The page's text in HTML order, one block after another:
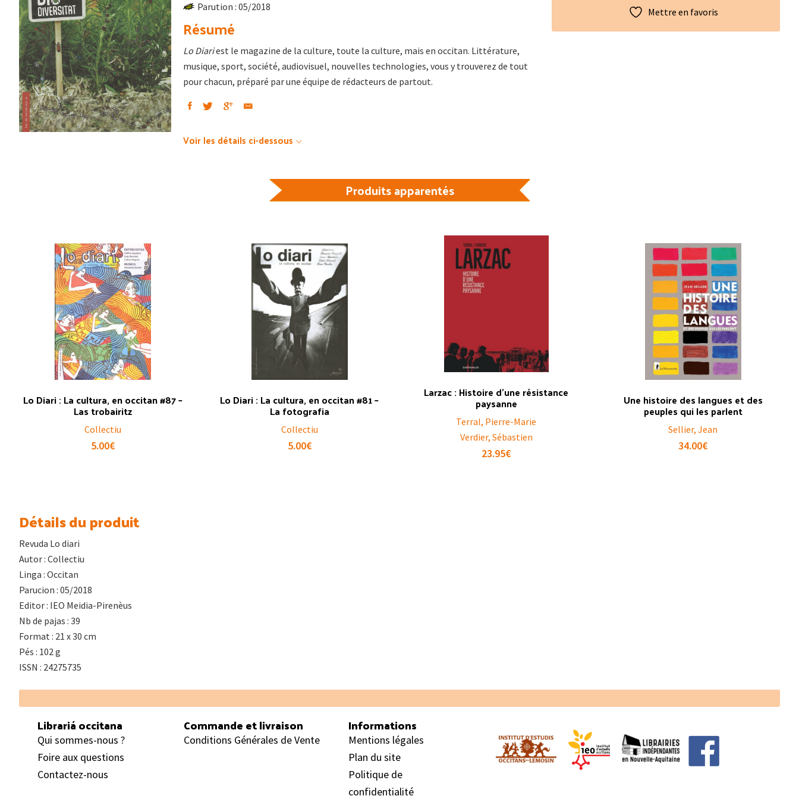
Parution : 05/2018
Résumé
Lo Diariest le magazine de la culture, toute la culture, mais en occitan. Littérature,
musique, sport, société, audiovisuel, nouvelles technologies, vous y trouverez de tout
pour chacun, préparé par une équipe de rédacteurs de partout.
Voir les détails ci-dessous
Mettre en favoris
Produits apparentés
Lo Diari : La cultura, en occitan #87 –
Las trobairitz
Collectiu
5.00€
Lo Diari : La cultura, en occitan #81 –
La fotografia
Collectiu
5.00€
Larzac : Histoire d’une résistance
paysanne
Terral, Pierre-Marie
Verdier, Sébastien
23.95€
Une histoire des langues et des
peuples qui les parlent
Sellier, Jean
34.00€
Détails du produit
Revuda Lo diari
Autor : Collectiu
Linga : Occitan
Parucion : 05/2018
Editor : IEO Meidia-Pirenèus
Nb de pajas : 39
Format : 21 x 30 cm
Pés : 102 g
ISSN : 24275735
Footer
Librariá occitana
Qui sommes-nous ?
Foire aux questions
Contactez-nous
Commande et livraison
Conditions Générales de Vente
Informations
Mentions légales
Plan du site
Politique de
confidentialité